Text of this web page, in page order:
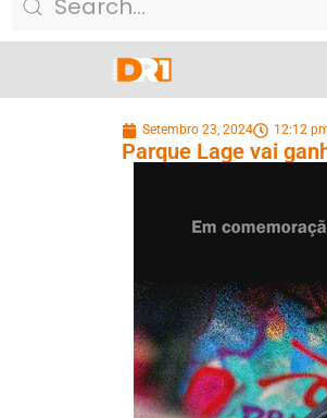
Setembro 23, 2024 12:12
Parque Lage vai